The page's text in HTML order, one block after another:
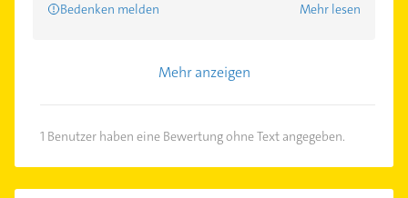
Bedenken melden Mehr lesen
Mehr anzeigen
1 Benutzer haben eine Bewertung ohne Text angegeben.